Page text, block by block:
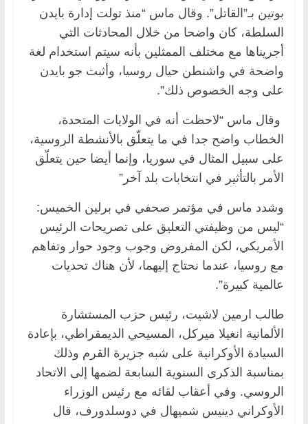
بوتين بـ”القاتل”. وقال ماس “منذ تولت إدارة بايدن
السلطة، كان واضحا من خلال المحادثات التي
أجريناها مع مختلف الممثلين بأنه سيتم استخدام لغة
واضحة في واشنطن حيال روسيا، وأثبت جو بايدن
على وجه الخصوص ذلك”.
وقال ماس “لاحظت أنه في الولايات المتحدة،
الخطاب واضح جدا في ما يتعلّق بالأنشطة الروسية،
على سبيل المثال في سوريا، وإنما أيضا حين يتعلّق
الأمر بالتأثير في انتخابات بلد آخر”
وشدد ماس في مؤتمر صحفي في برلين الخميس:
“ليس من وظيفتي التعليق على تصريحات الرئيس
الأمريكي، لكن المفروض وجوب وجود حوار وتفاهم
مع روسيا، عندما نحتاج إليهما، لأن هناك تحديات
عالمية كبيرة”.
طالب ارمين لاشيت، رئيس حزب المستشارة
الألمانية انغيلا ميركل، المسيحي الديمقراطي، بإعادة
السيادة الأوكرانية على شبه جزيرة القرم وذلك
بمناسبة الذكرى السنوية السابعة لضمها إلى الاتحاد
الروسي. وفي أعقاب لقائه مع رئيس الوزراء
الأوكراني دينيس شميهال في دوسلدورف، قال